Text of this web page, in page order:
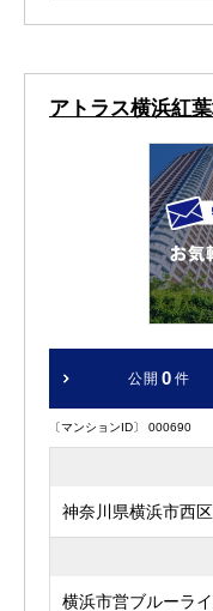
アトラス横浜紅
公開 0 件
〔マンションID〕 000690
神奈川県横浜市西
横浜市営ブルーラ